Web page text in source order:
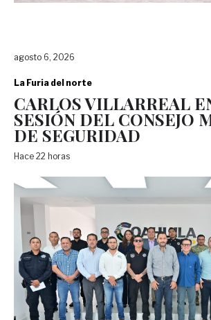
agosto 6, 2026
La Furia del norte
CARLOS VILLARREAL
SESIÓN DEL CONSEJO
DE SEGURIDAD
Hace 22 horas